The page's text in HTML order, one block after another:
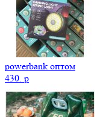
powerbank оптом
430. p